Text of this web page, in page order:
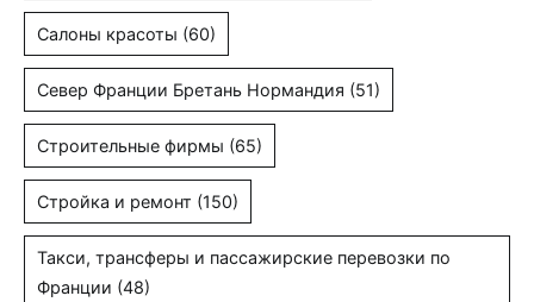
Салоны красоты (60)
Север Франции Бретань Нормандия (51)
Строительные фирмы (65)
Стройка и ремонт (150)
Такси, трансферы и пассажирские перевозки по
Франции (48)